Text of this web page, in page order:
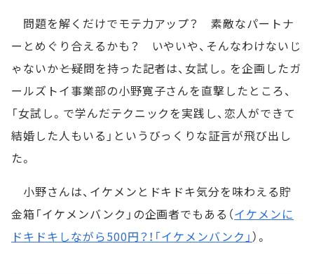
問題を解くだけでモテ力アップ？ 素敵なパートナ
ーとめぐり合えるかも？ いやいや、そんなわけないじ
ゃないか――と疑問を持った記者は、女試し。を企画したガ
ールズトイ事業部の小野寛子さんを直撃したところ、
「女試し。で学んだテクニックを実践し、恋人ができて
結婚した人もいる」というびっくりな証言が飛び出し
た。
小野さんは、イケメンとドキドキ気分を味わえる貯
金箱「イケメンバンク」の企画者でもある（イケメンに
ドキドキしながら500円？！「イケメンバンク」）。